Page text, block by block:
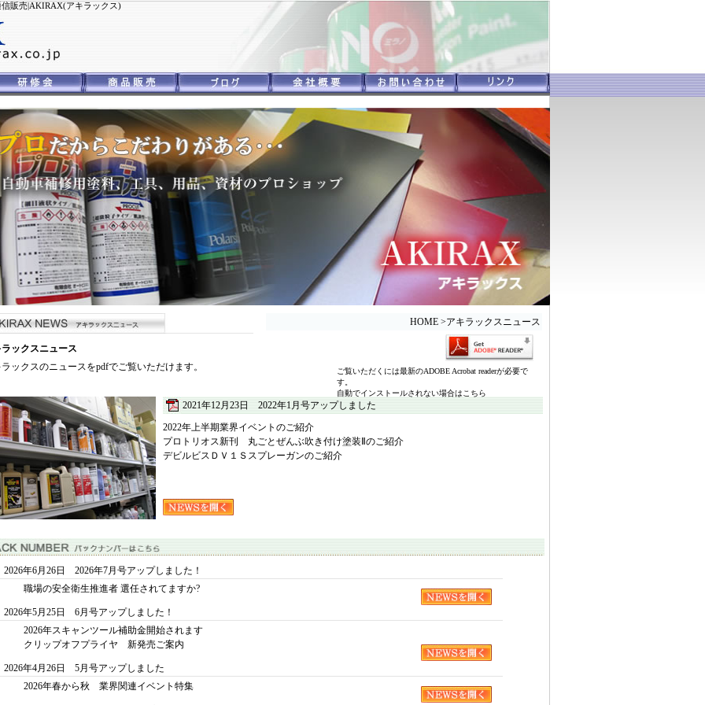
販売|AKIRAX(アキラックス)
ックスニュース
ックスのニュースをpdfでご覧いただけます。
HOME >アキラックスニュース
ご覧いただくには最新のADOBE Acrobat readerが必要で
す。
自動でインストールされない場合はこちら
2021年12月23日 2022年1月号アップしました
2022年上半期業界イベントのご紹介
プロトリオス新刊 丸ごとぜんぶ吹き付け塗装Ⅱのご紹介
デビルビスＤＶ１Ｓスプレーガンのご紹介
2026年6月26日 2026年7月号アップしました！
職場の安全衛生推進者 選任されてますか?
2026年5月25日 6月号アップしました！
2026年スキャンツール補助金開始されます
クリップオフプライヤ 新発売ご案内
2026年4月26日 5月号アップしました
2026年春から秋 業界関連イベント特集